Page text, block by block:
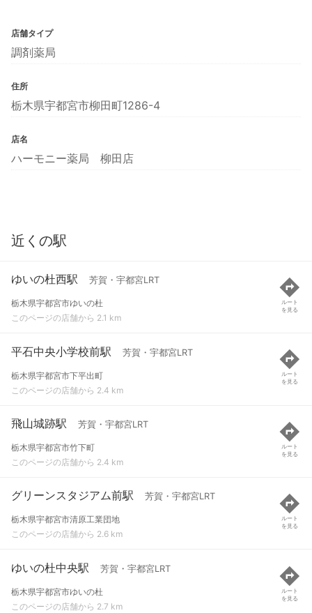
店舗タイプ
調剤薬局
住所
栃木県宇都宮市柳田町1286-4
店名
ハーモニー薬局 柳田店
近くの駅
ゆいの杜西駅 芳賀・宇都宮LRT
栃木県宇都宮市ゆいの杜
このページの店舗から 2.1 km
ルート
を見る
平石中央小学校前駅 芳賀・宇都宮LRT
栃木県宇都宮市下平出町
このページの店舗から 2.4 km
ルート
を見る
飛山城跡駅 芳賀・宇都宮LRT
栃木県宇都宮市竹下町
このページの店舗から 2.4 km
ルート
を見る
グリーンスタジアム前駅 芳賀・宇都宮LRT
栃木県宇都宮市清原工業団地
このページの店舗から 2.6 km
ルート
を見る
ゆいの杜中央駅 芳賀・宇都宮LRT
栃木県宇都宮市ゆいの杜
このページの店舗から 2.7 km
ルート
を見る